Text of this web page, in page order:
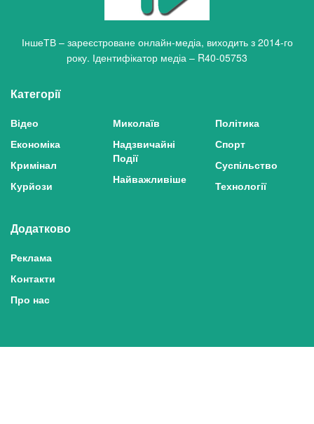
ІншеТВ – зареєстроване онлайн-медіа, виходить з 2014-го
року. Ідентифікатор медіа – R40-05753
Категорії
Відео
Економіка
Кримінал
Курйози
Миколаїв
Надзвичайні
Події
Найважливіше
Політика
Спорт
Суспільство
Технології
Додатково
Реклама
Контакти
Про нас